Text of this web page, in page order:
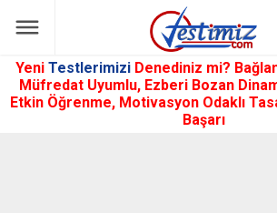
Yeni Testlerimizi Denediniz mi?
Müfredat Uyumlu, Ezberi Bozan
Etkin Öğrenme, Motivasyon Odaklı
Başarı